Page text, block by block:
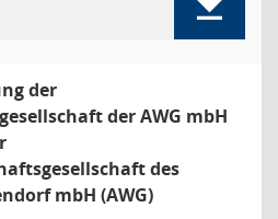
der
der AWG mbH
des
mbH (AWG)